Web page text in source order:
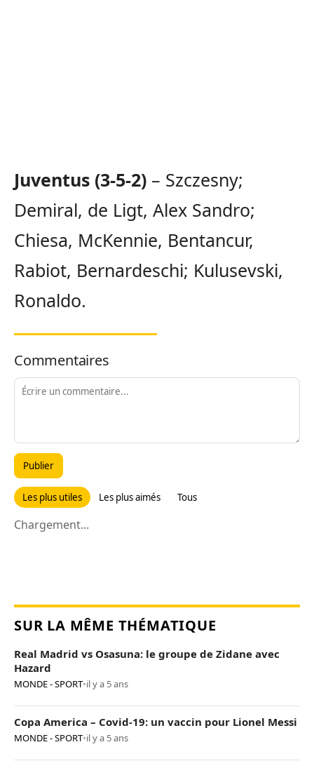
Juventus (3-5-2) – Szczesny;
Demiral, de Ligt, Alex Sandro;
Chiesa, McKennie, Bentancur,
Rabiot, Bernardeschi; Kulusevski,
Ronaldo.
Commentaires
Publier
Les plus utiles Les plus aimés Tous
Chargement...
SUR LA MÊME THÉMATIQUE
Real Madrid vs Osasuna: le groupe de Zidane avec
Hazard
MONDE - SPORT•il y a 5 ans
Copa America – Covid-19: un vaccin pour Lionel Messi
MONDE - SPORT•il y a 5 ans